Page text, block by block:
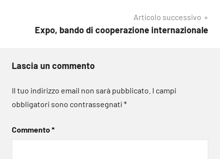
Articolo successivo
Expo, bando di cooperazione internazionale
Lascia un commento
Il tuo indirizzo email non sarà pubblicato. I campi
obbligatori sono contrassegnati *
Commento*